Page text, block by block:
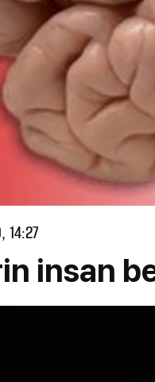
14:27
insan